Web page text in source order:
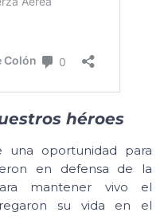
héroes
una oportunidad para
en defensa de la
mantener vivo el
su vida en el